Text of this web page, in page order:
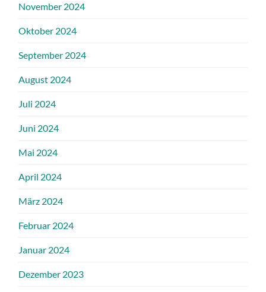
November 2024
Oktober 2024
September 2024
August 2024
Juli 2024
Juni 2024
Mai 2024
April 2024
März 2024
Februar 2024
Januar 2024
Dezember 2023